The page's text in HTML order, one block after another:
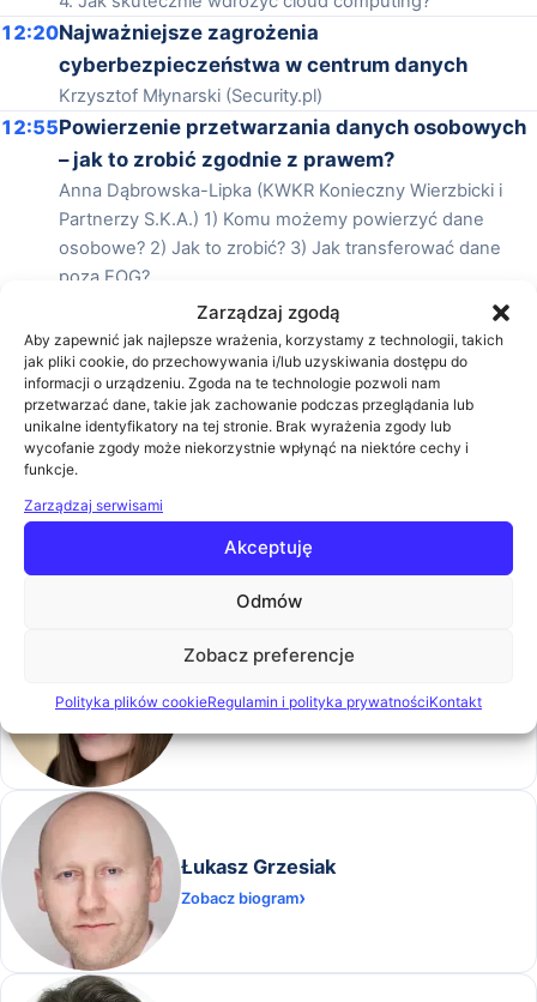
Zarządzaj zgodą
Aby zapewnić jak najlepsze wrażenia, korzystamy z technologii, takich
jak pliki cookie, do przechowywania i/lub uzyskiwania dostępu do
informacji o urządzeniu. Zgoda na te technologie pozwoli nam
przetwarzać dane, takie jak zachowanie podczas przeglądania lub
unikalne identyfikatory na tej stronie. Brak wyrażenia zgody lub
wycofanie zgody może niekorzystnie wpłynąć na niektóre cechy i
funkcje.
Zarządzaj serwisami
Akceptuję
Odmów
Zobacz preferencje
Polityka plików cookieRegulamin i polityka prywatnościKontakt
12:20Najważniejsze zagrożenia
cyberbezpieczeństwa w centrum danych
Krzysztof Młynarski (Security.pl)
12:55Powierzenie przetwarzania danych osobowych
– jak to zrobić zgodnie z prawem?
Anna Dąbrowska-Lipka (KWKR Konieczny Wierzbicki i
Partnerzy S.K.A.) 1) Komu możemy powierzyć dane
osobowe? 2) Jak to zrobić? 3) Jak transferować dane
poza EOG?
Zakończenie konferencji
Prelegenci
Zobacz biogram
Łukasz Grzesiak
Zobacz biogram